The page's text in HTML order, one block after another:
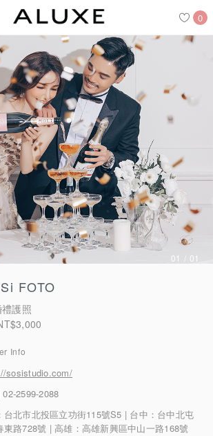
0
搜尋
結婚戒指 嚴選鑽石
門市一覽 預約來店
01 01
FOTO
護照
Info
sosistudio.com/
02-2599-2088
台北市北投區立功街115號S5 | 台中：台中北屯
東路728號 | 高雄：高雄新興區中山一路168號